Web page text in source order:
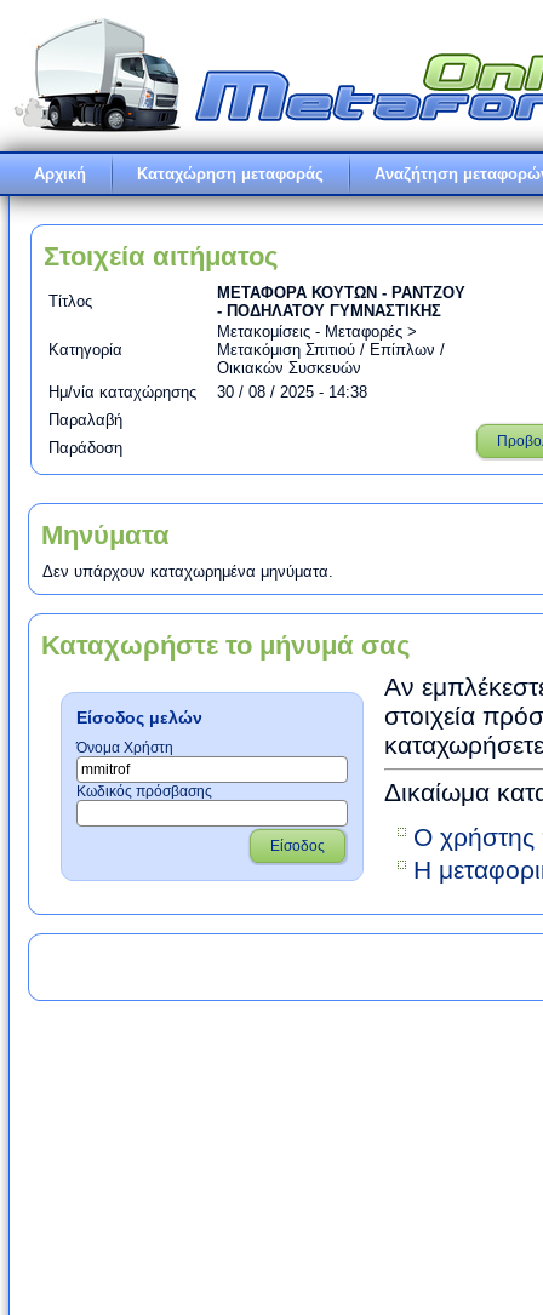
Αρχική Καταχώρηση μεταφοράς Αναζήτηση
Στοιχεία αιτήματος
Τίτλος
ΜΕΤΑΦΟΡΑ ΚΟΥΤΩΝ - ΡΑΝΤΖΟΥ
- ΠΟΔΗΛΑΤΟΥ ΓΥΜΝΑΣΤΙΚΗΣ
Κατηγορία
Μετακομίσεις - Μεταφορές >
Μετακόμιση Σπιτιού / Επίπλων /
Οικιακών Συσκευών
Ημ/νία καταχώρησης
30 / 08 / 2025 - 14:38
Παραλαβή
Παράδοση
Μηνύματα
Δεν υπάρχουν καταχωρημένα μηνύματα.
Καταχωρήστε το μήνυμά σας
Είσοδος μελών
Όνομα Χρήστη
Κωδικός πρόσβασης
Είσοδος
Αν
στοιχεία
Δικαίωμα
Ο χρήστης
Η